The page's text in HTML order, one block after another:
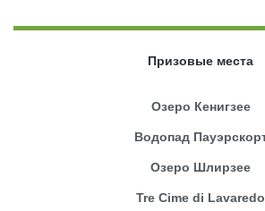
Призовые места
Озеро Кенигзее
Водопад
Озеро Шлирзее
Tre Cime di Lavaredo